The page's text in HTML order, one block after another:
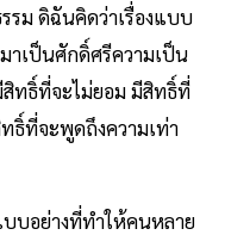
รม ดิฉันคิดว่าเรื่องแบบ
าเป็นศักดิ์ศรีความเป็น
ทธิ์ที่จะไม่ยอม มีสิทธิ์ที่
ธิ์ที่จะพูดถึงความเท่า
บอย่างที่ทำให้คนหลาย